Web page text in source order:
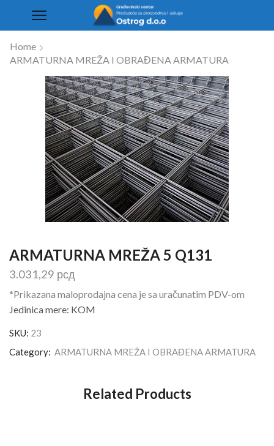
Home
ARMATURNA MREŽA I OBRAĐENA ARMATURA
ARMATURNA MREŽA 5 Q131
3.031,29 рсд
*Prikazana maloprodajna cena je sa uračunatim PDV-om
Jedinica mere: KOM
SKU: 23
Category: ARMATURNA MREŽA I OBRAĐENA ARMATURA
Related Products